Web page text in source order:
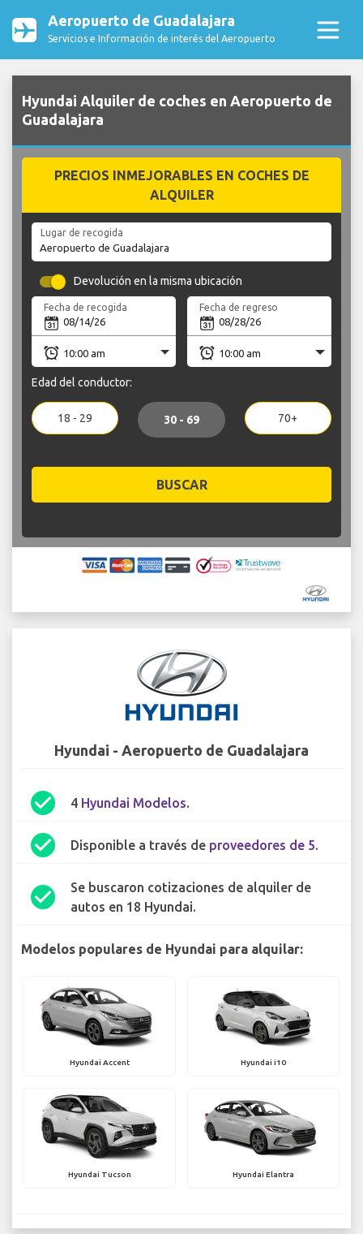
Aeropuerto de Guadalajara
Servicios e Información de interés del Aeropuerto
Hyundai Alquiler de coches en Aeropuerto de
Guadalajara
PRECIOS INMEJORABLES EN COCHES DE
ALQUILER
Lugar de recogida
Devolución en la misma ubicación
Fecha de recogida Fecha de regreso
Edad del conductor:
18 - 29 30 - 69 70+
BUSCAR
Hyundai - Aeropuerto de Guadalajara
check_circle 4 Hyundai Modelos.
check_circle Disponible a través de proveedores de 5.
check_circle
Se buscaron cotizaciones de alquiler de
autos en 18 Hyundai.
Modelos populares de Hyundai para alquilar:
Hyundai Accent Hyundai i10
Hyundai Tucson Hyundai Elantra